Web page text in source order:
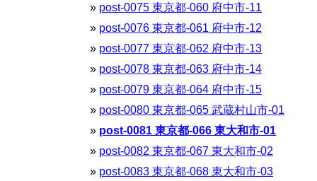
post-0075 東京都-060 府中市-11
post-0076 東京都-061 府中市-12
post-0077 東京都-062 府中市-13
post-0078 東京都-063 府中市-14
post-0079 東京都-064 府中市-15
post-0080 東京都-065 武蔵村山市-01
post-0081 東京都-066 東大和市-01
post-0082 東京都-067 東大和市-02
post-0083 東京都-068 東大和市-03